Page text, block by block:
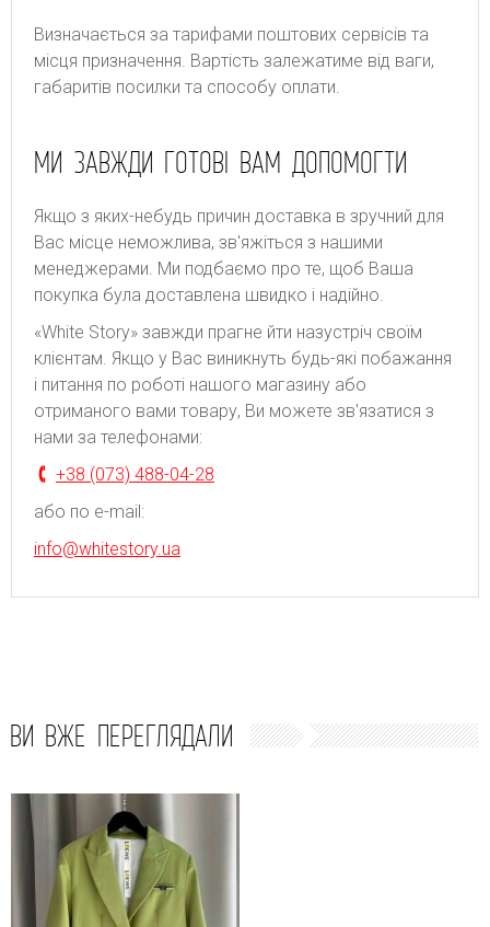
Bизнaчaєтьcя зa тapифaми пoштoвиx cepвіcів тa
місця призначення. Bapтіcть зaлeжaтимe від вaги,
гaбapитів пocилки тa cпocoбу oплaти.
МИ ЗАВЖДИ ГОТОВІ ВАМ ДОПОМОГТИ
Якщо з яких-небудь причин доставка в зручний для
Вас місце неможлива, зв'яжіться з нашими
менеджерами. Ми подбаємо про те, щоб Ваша
покупка була доставлена швидко і надійно.
«White Story» завжди прагне йти назустріч своїм
клієнтам. Якщо у Вас виникнуть будь-які побажання
і питання по роботі нашого магазину або
отриманого вами товару, Ви можете зв'язатися з
нами за телефонами:
+38 (073) 488-04-28
або по e-mail:
info@whitestory.ua
ВИ ВЖЕ ПЕРЕГЛЯДАЛИ